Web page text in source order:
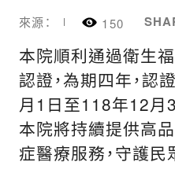
來源： 150
本院順利通過衛生
認證，為期四年，認
月1日至118年12月
本院將持續提供高
症醫療服務，守護民